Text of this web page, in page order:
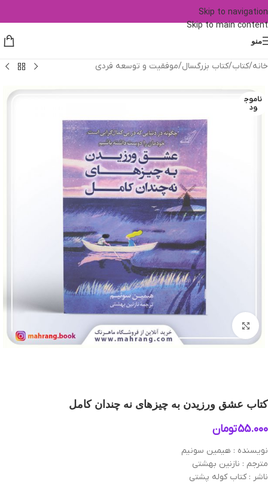
Skip to navigation
Skip to main content
منو
خانه/کتاب/کتاب بزرگسال/موفقیت و توسعه فردی
ناموج
ود
بزرگنمایی تصویر
کتاب عشق ورزیدن به چیزهای نه ‌چندان كامل
55.000تومان
نویسنده : هیمین سونیم
مترجم : نازنین بهشتی
ناشر : کتاب کوله پشتی